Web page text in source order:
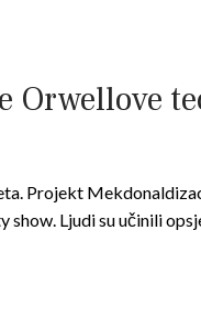
Orwellove
Projekt
Ljudi su učinili